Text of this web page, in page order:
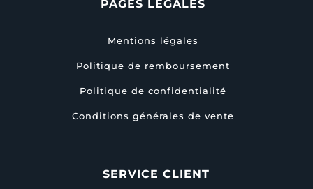
PAGES LÉGALES
Mentions légales
Politique de remboursement
Politique de confidentialité
Conditions générales de vente
SERVICE CLIENT